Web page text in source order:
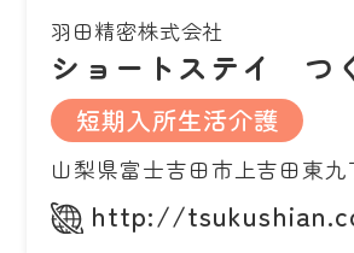
羽田精密株式会社
ショートステイ つ
短期入所生活介護
山梨県富士吉田市上吉田東九
http://